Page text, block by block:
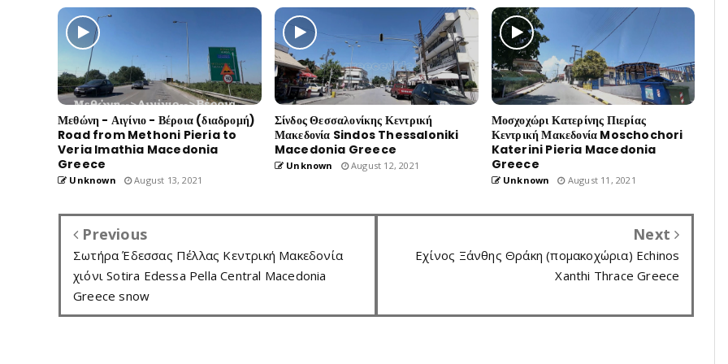
Μεθώνη - Αιγίνιο - Βέροια (διαδρομή)
Road from Methoni Pieria to
Veria Imathia Macedonia
Greece
Unknown August 13, 2021
Σίνδος Θεσσαλονίκης Κεντρική
Μακεδονία Sindos Thessaloniki
Macedonia Greece
Unknown August 12, 2021
Μοσχοχώρι Κατερίνης Πιερίας
Κεντρική Μακεδονία Moschochori
Katerini Pieria Macedonia
Greece
Unknown August 11, 2021
Previous
Σωτήρα Έδεσσας Πέλλας Κεντρική Μακεδονία
χιόνι Sotira Edessa Pella Central Macedonia
Greece snow
Next
Εχίνος Ξάνθης Θράκη (πομακοχώρια) Echinos
Xanthi Thrace Greece